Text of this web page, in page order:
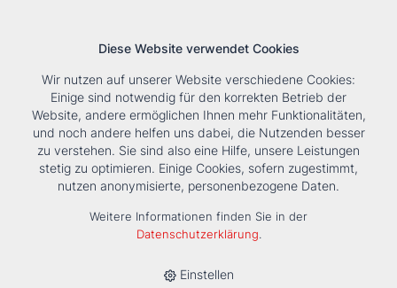
Tools Unternehmen Karriere KontaktSuche
HOME › PRODUKTE › KÄLTE/KLIMA › FANCOILS › DXC 94+1
TRUHENGERÄT
Diese Website verwendet Cookies
Wir nutzen auf unserer Website verschiedene Cookies:
Einige sind notwendig für den korrekten Betrieb der
Website, andere ermöglichen Ihnen mehr Funktionalitäten,
und noch andere helfen uns dabei, die Nutzenden besser
zu verstehen. Sie sind also eine Hilfe, unsere Leistungen
stetig zu optimieren. Einige Cookies, sofern zugestimmt,
nutzen anonymisierte, personenbezogene Daten.
Weitere Informationen finden Sie in der
Datenschutzerklärung.
Einstellen